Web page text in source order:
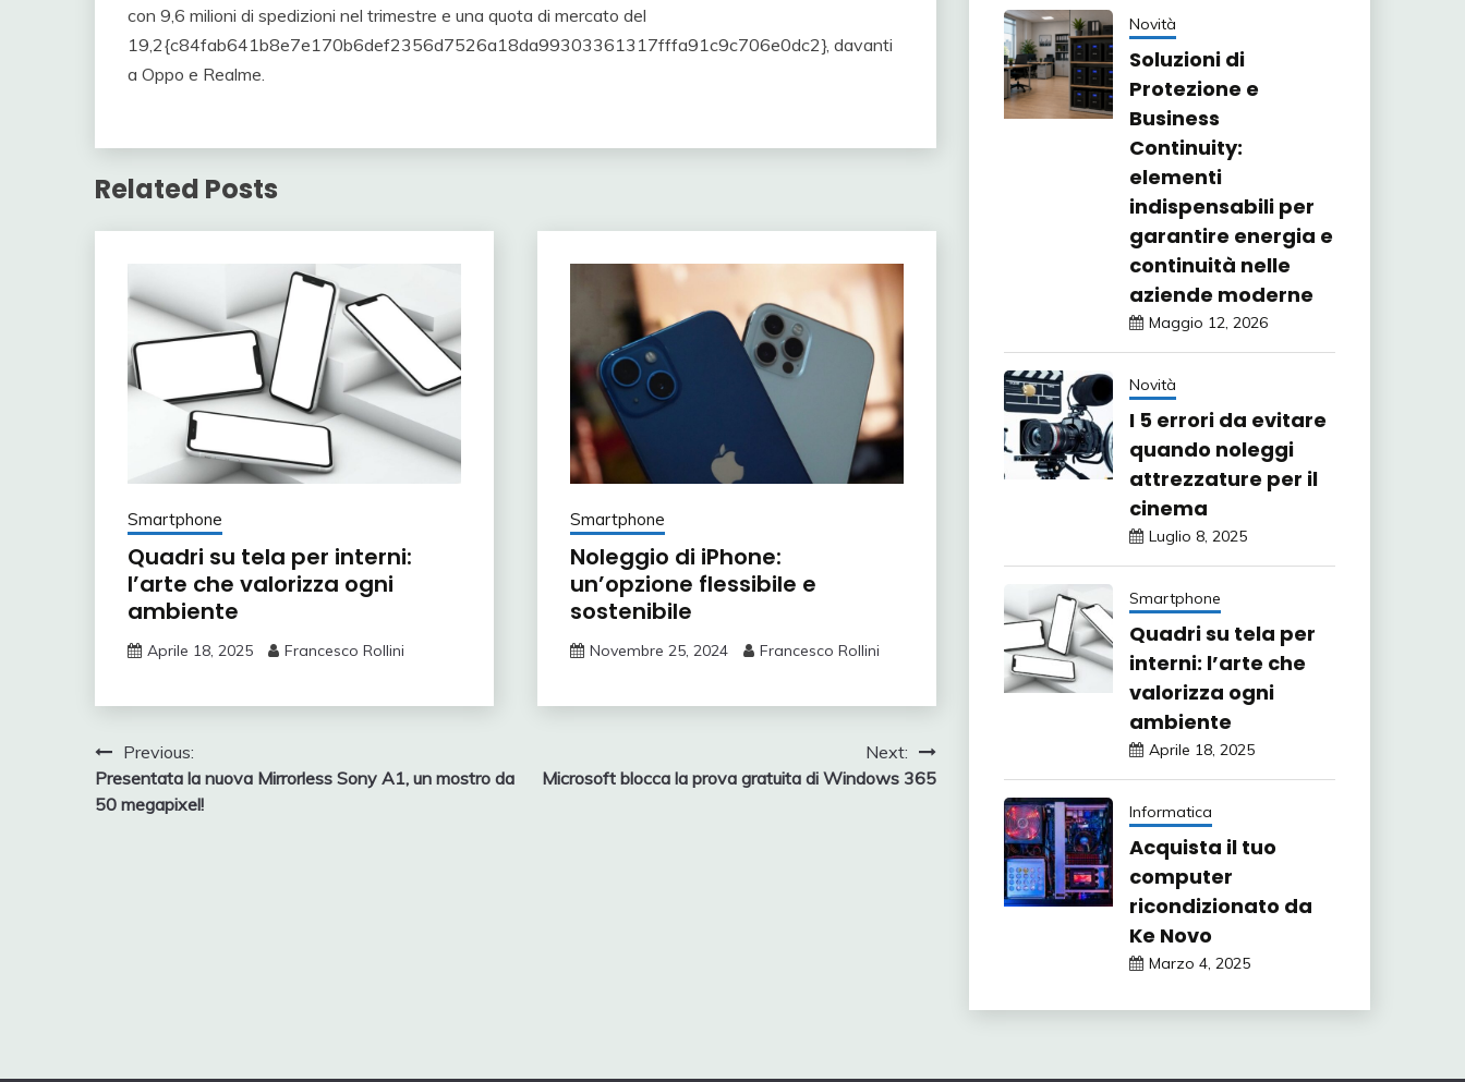
con 9,6 milioni di spedizioni nel trimestre e una quota di mercato del
19,2{c84fab641b8e7e170b6def2356d7526a18da99303361317fffa91c9c706e0dc2}, davanti
a Oppo e Realme.
Related Posts
Smartphone
Quadri su tela per interni:
l’arte che valorizza ogni
ambiente
Aprile 18, 2025 Francesco Rollini
Smartphone
Noleggio di iPhone:
un’opzione flessibile e
sostenibile
Novembre 25, 2024 Francesco Rollini
Navigazione
articoli
Previous:
Presentata la nuova Mirrorless Sony A1, un mostro da
50 megapixel!
Next:
Microsoft blocca la prova gratuita di Windows 365
Novità
Soluzioni di
Protezione e
Business
Continuity:
elementi
indispensabili per
garantire energia e
continuità nelle
aziende moderne
Maggio 12, 2026
Novità
I 5 errori da evitare
quando noleggi
attrezzature per il
cinema
Luglio 8, 2025
Smartphone
Quadri su tela per
interni: l’arte che
valorizza ogni
ambiente
Aprile 18, 2025
Informatica
Acquista il tuo
computer
ricondizionato da
Ke Novo
Marzo 4, 2025